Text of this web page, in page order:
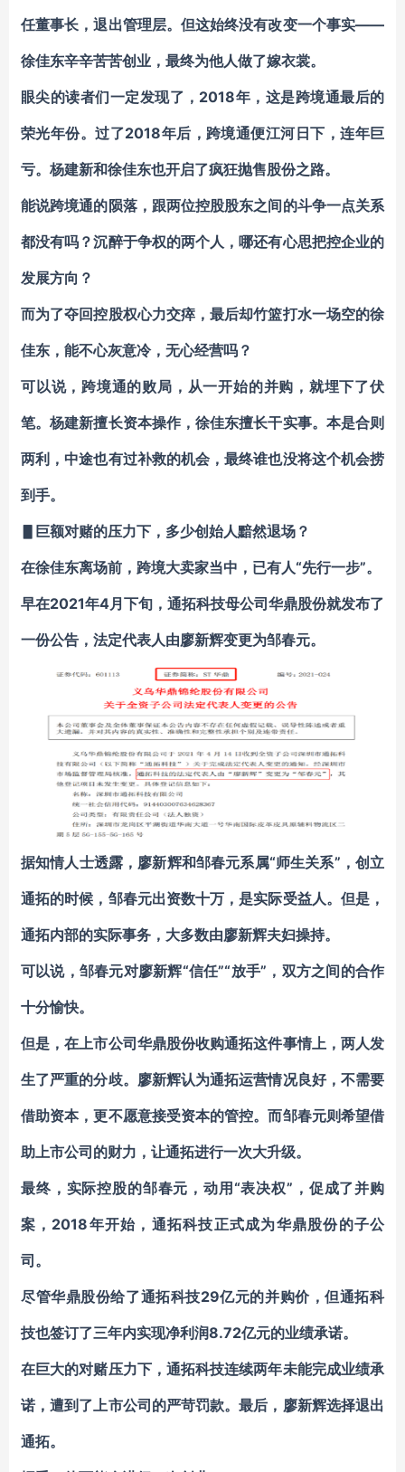
任董事长，退出管理层。但这始终没有改变一个事实——
徐佳东辛辛苦苦创业，最终为他人做了嫁衣裳。
眼尖的读者们一定发现了，2018年，这是跨境通最后的
荣光年份。过了2018年后，跨境通便江河日下，连年巨
亏。杨建新和徐佳东也开启了疯狂抛售股份之路。
能说跨境通的陨落，跟两位控股股东之间的斗争一点关系
都没有吗？沉醉于争权的两个人，哪还有心思把控企业的
发展方向？
而为了夺回控股权心力交瘁，最后却竹篮打水一场空的徐
佳东，能不心灰意冷，无心经营吗？
可以说，跨境通的败局，从一开始的并购，就埋下了伏
笔。杨建新擅长资本操作，徐佳东擅长干实事。本是合则
两利，中途也有过补救的机会，最终谁也没将这个机会捞
到手。
▋巨额对赌的压力下，多少创始人黯然退场？
在徐佳东离场前，跨境大卖家当中，已有人“先行一步”。
早在2021年4月下旬，通拓科技母公司华鼎股份就发布了
一份公告，法定代表人由廖新辉变更为邹春元。
据知情人士透露，廖新辉和邹春元系属“师生关系”，创立
通拓的时候，邹春元出资数十万，是实际受益人。但是，
通拓内部的实际事务，大多数由廖新辉夫妇操持。
可以说，邹春元对廖新辉“信任”“放手”，双方之间的合作
十分愉快。
但是，在上市公司华鼎股份收购通拓这件事情上，两人发
生了严重的分歧。廖新辉认为通拓运营情况良好，不需要
借助资本，更不愿意接受资本的管控。而邹春元则希望借
助上市公司的财力，让通拓进行一次大升级。
最终，实际控股的邹春元，动用“表决权”，促成了并购
案，2018年开始，通拓科技正式成为华鼎股份的子公
司。
尽管华鼎股份给了通拓科技29亿元的并购价，但通拓科
技也签订了三年内实现净利润8.72亿元的业绩承诺。
在巨大的对赌压力下，通拓科技连续两年未能完成业绩承
诺，遭到了上市公司的严苛罚款。最后，廖新辉选择退出
通拓。